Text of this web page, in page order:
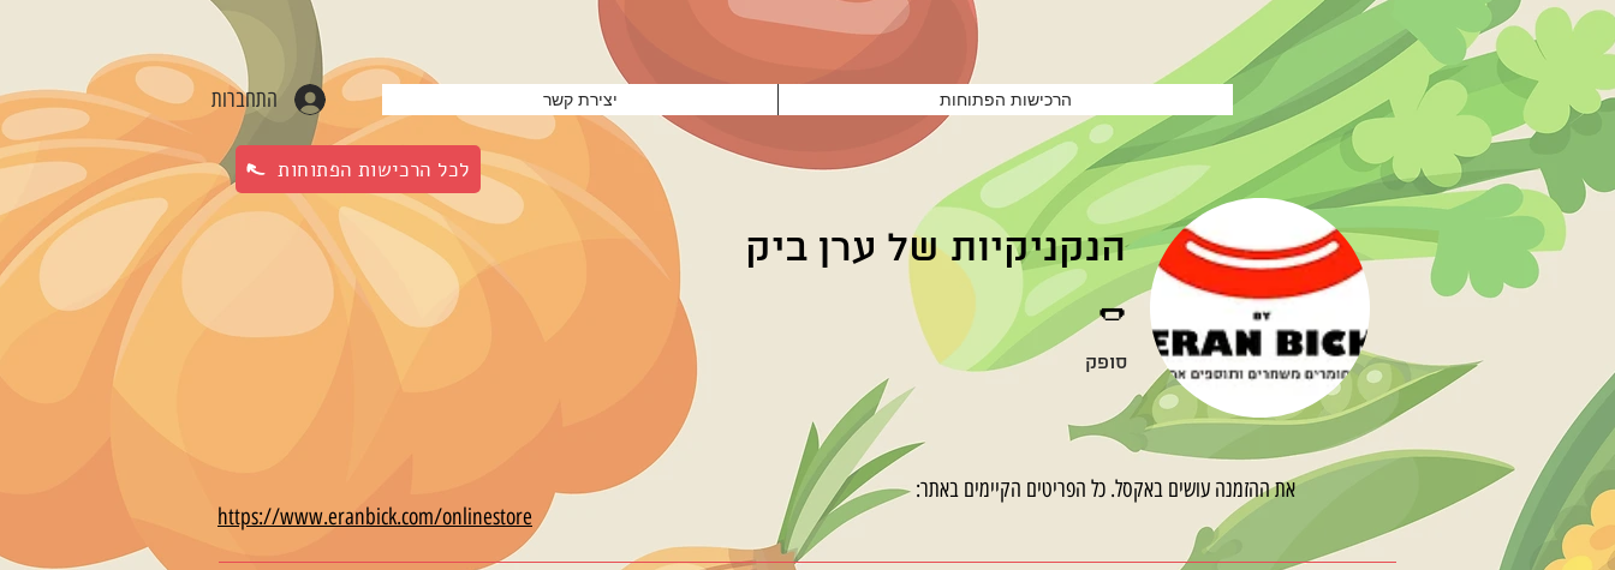
הרכישות הפתוחות יצירת קשר התחברות
לכל הרכישות הפתוחות
הנקניקיות של ערן ביק
🌭
סופק
את ההזמנה עושים באקסל. כל הפריטים הקיימים באתר:
https://www.eranbick.com/onlinestore